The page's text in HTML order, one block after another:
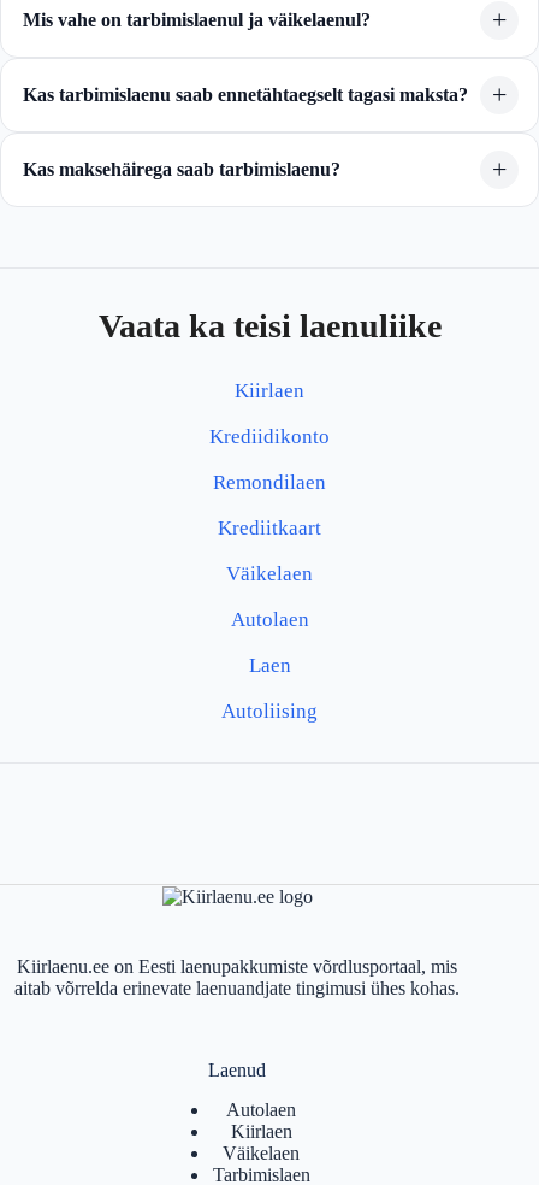
Mis vahe on tarbimislaenul ja väikelaenul?
Kas tarbimislaenu saab ennetähtaegselt tagasi maksta?
Kas maksehäirega saab tarbimislaenu?
Vaata ka teisi laenuliike
Kiirlaen
Krediidikonto
Remondilaen
Krediitkaart
Väikelaen
Autolaen
Laen
Autoliising
Kiirlaenu.ee on Eesti laenupakkumiste võrdlusportaal, mis
aitab võrrelda erinevate laenuandjate tingimusi ühes kohas.
Laenud
Autolaen
Kiirlaen
Väikelaen
Tarbimislaen